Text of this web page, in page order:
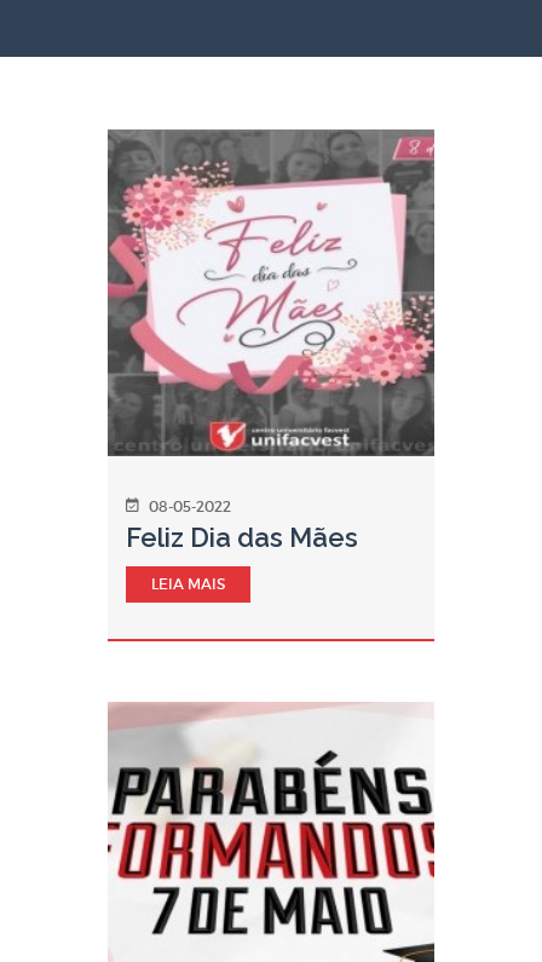
08-05-2022
Feliz Dia das Mães
LEIA MAIS